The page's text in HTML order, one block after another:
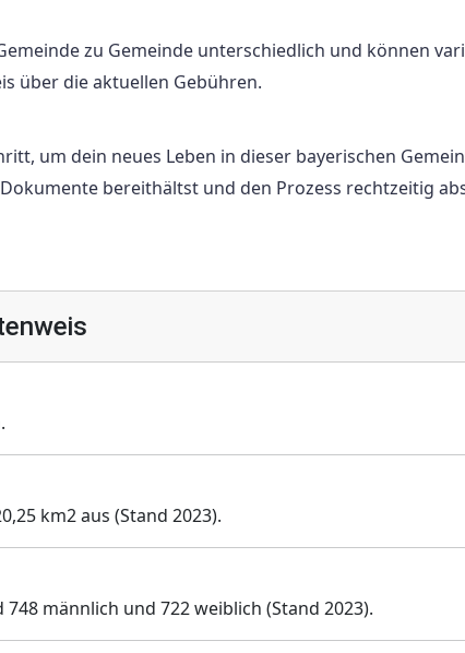
zu Gemeinde unterschiedlich und können
über die aktuellen Gebühren.
um dein neues Leben in dieser bayerischen
bereithältst und den Prozess rechtzeitig
km2 aus (Stand 2023).
männlich und 722 weiblich (Stand 2023).